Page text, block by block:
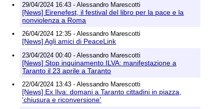
29/04/2024 16:43 - Alessandro Marescotti
[News] Eirenefest, il festival del libro per la pace e la
nonviolenza a Roma
26/04/2024 12:35 - Alessandro Marescotti
[News] Agli amici di PeaceLink
23/04/2024 00:40 - Alessandro Marescotti
[News] Stop inquinamento ILVA: manifestazione a
Taranto il 23 aprile a Taranto
22/04/2024 13:43 - Alessandro Marescotti
[News] Ex Ilva: domani a Taranto cittadini in piazza,
'chiusura e riconversione'